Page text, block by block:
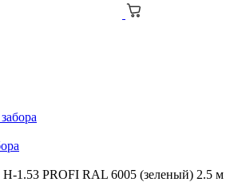
1.53 PROFI RAL 6005 (зеленый) 2.5 м